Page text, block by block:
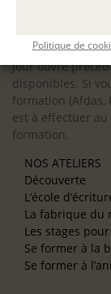
Politique de
supports,
inscriptions à
jour ouvré
disponibles. Si
formation (Afdas,
est à effectuer
formation.
NOS ATELIERS
Découverte
L’école
La fabrique du
Les stages
Se former à la
Se former à